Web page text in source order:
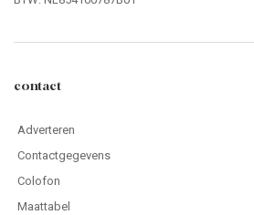
contact
Adverteren
Contactgegevens
Colofon
Maattabel